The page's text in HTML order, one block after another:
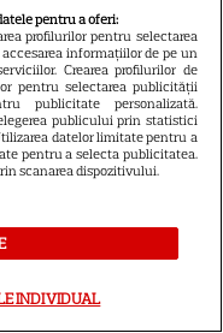
pentru Anne
Emily Blunt la
îmbracă de la
salarii ar fi primit
decizie radicală
făcut actorul
virale în care
pentru a oferi:
profilurilor pentru selectarea
informațiilor de pe un
Crearea profilurilor de
pentru selectarea publicității
publicitate personalizată.
publicului prin statistici
datelor limitate pentru a
pentru a selecta publicitatea.
scanarea dispozitivului.
INDIVIDUAL